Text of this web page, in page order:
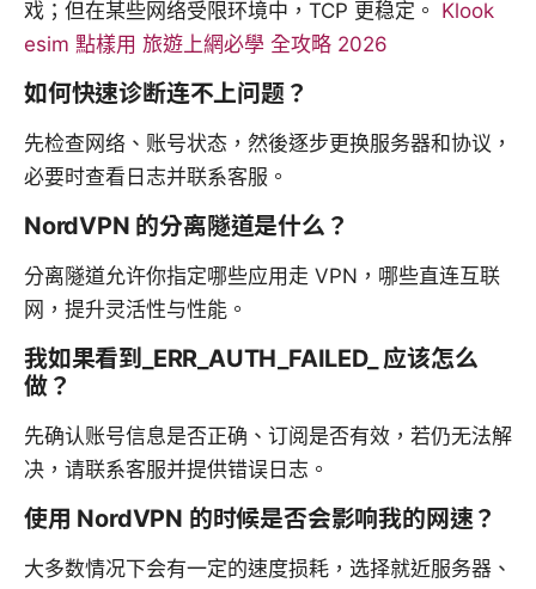
戏；但在某些网络受限环境中，TCP 更稳定。 Klook
esim 點樣用 旅遊上網必學 全攻略 2026
如何快速诊断连不上问题？
先检查网络、账号状态，然後逐步更换服务器和协议，
必要时查看日志并联系客服。
NordVPN 的分离隧道是什么？
分离隧道允许你指定哪些应用走 VPN，哪些直连互联
网，提升灵活性与性能。
我如果看到_ERR_AUTH_FAILED_ 应该怎么
做？
先确认账号信息是否正确、订阅是否有效，若仍无法解
决，请联系客服并提供错误日志。
使用 NordVPN 的时候是否会影响我的网速？
大多数情况下会有一定的速度损耗，选择就近服务器、